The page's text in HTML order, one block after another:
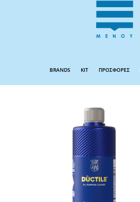
Menu
BRANDS KIT ΠΡΟΣΦΟΡΕΣ